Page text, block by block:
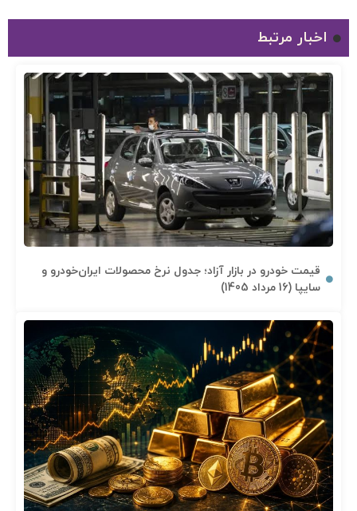
اخبار مرتبط
قیمت خودرو در بازار آزاد؛ جدول نرخ محصولات ایران‌خودرو و
سایپا (16 مرداد 1405)